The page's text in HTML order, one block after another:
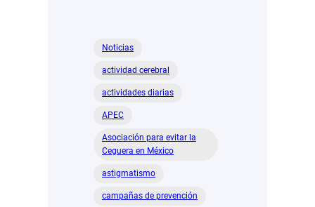
cuidarse
sólo,
manita
Noticias
actividad cerebral
actividades diarias
APEC
Asociación para evitar la
Ceguera en México
astigmatismo
campañas de prevención